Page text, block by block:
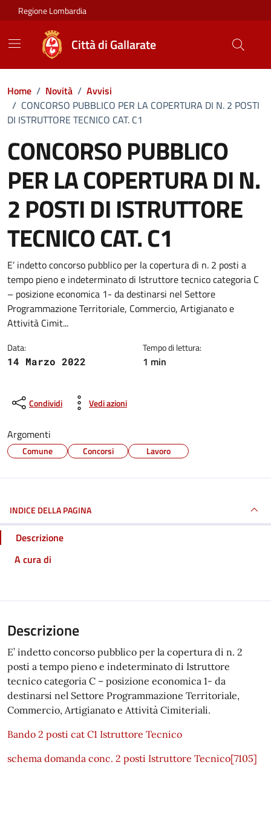
Vai ai contenuti
Vai al footer
Regione Lombardia
Città di Gallarate
Home / Novità / Avvisi
/ CONCORSO PUBBLICO PER LA COPERTURA DI N. 2 POSTI
DI ISTRUTTORE TECNICO CAT. C1
CONCORSO PUBBLICO
PER LA COPERTURA DI N.
2 POSTI DI ISTRUTTORE
TECNICO CAT. C1
Dettagli della notizia
E’ indetto concorso pubblico per la copertura di n. 2 posti a
tempo pieno e indeterminato di Istruttore tecnico categoria C
– posizione economica 1- da destinarsi nel Settore
Programmazione Territoriale, Commercio, Artigianato e
Attività Cimit...
Data:
14 Marzo 2022
Tempo di lettura:
1 min
Condividi Vedi azioni
Argomenti
Comune Concorsi Lavoro
INDICE DELLA PAGINA
Descrizione
A cura di
Descrizione
E’ indetto concorso pubblico per la copertura di n. 2
posti a tempo pieno e indeterminato di Istruttore
tecnico categoria C – posizione economica 1- da
destinarsi nel Settore Programmazione Territoriale,
Commercio, Artigianato e Attività Cimiteriali.
Bando 2 posti cat C1 Istruttore Tecnico
schema domanda conc. 2 posti Istruttore Tecnico[7105]